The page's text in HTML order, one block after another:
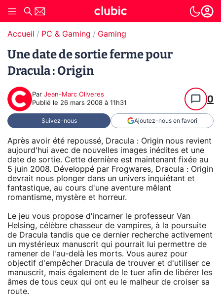
Accueil PC & Gaming Gaming
Une date de sortie ferme pour
Dracula : Origin
Par Jean-Marc Oliveres
Publié le 26 mars 2008 à 11h31 0
Suivez-nous Ajoutez-nous en favori
Après avoir été repoussé, Dracula : Origin nous revient
aujourd'hui avec de nouvelles images inédites et une
date de sortie. Cette dernière est maintenant fixée au
5 juin 2008. Développé par Frogwares, Dracula : Origin
devrait nous plonger dans un univers inquiétant et
fantastique, au cours d'une aventure mêlant
romantisme, mystère et horreur.
Le jeu vous propose d'incarner le professeur Van
Helsing, célèbre chasseur de vampires, à la poursuite
de Dracula tandis que ce dernier recherche activement
un mystérieux manuscrit qui pourrait lui permettre de
ramener de l'au-delà les morts. Vous aurez pour
objectif d'empêcher Dracula de trouver et d'utiliser ce
manuscrit, mais également de le tuer afin de libérer les
âmes de tous ceux qui ont eu le malheur de croiser sa
route.